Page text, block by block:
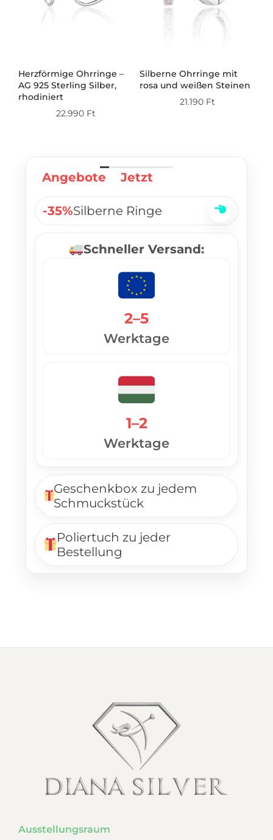
Herzförmige Ohrringe –
AG 925 Sterling Silber,
rhodiniert
22.990 Ft
Silberne Ohrringe mit
rosa und weißen Steinen
21.190 Ft
Angebote Jetzt
-35%Silberne Ringe
Schneller Versand:
1–2
Werktage
2–5
Werktage
Geschenkbox zu jedem
Schmuckstück
Poliertuch zu jeder
Bestellung
Ausstellungsraum